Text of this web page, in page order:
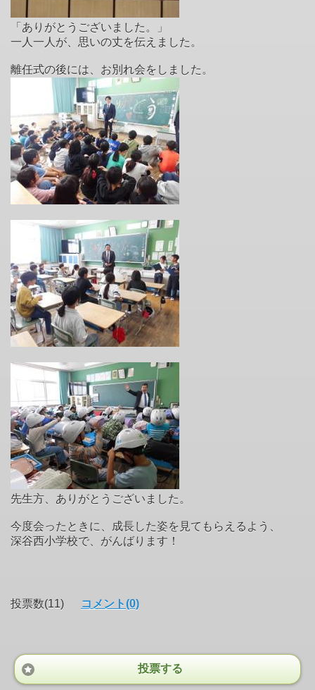
「ありがとうございました。」
一人一人が、思いの丈を伝えました。
離任式の後には、お別れ会をしました。
先生方、ありがとうございました。
今度会ったときに、成長した姿を見てもらえるよう、
深谷西小学校で、がんばります！
投票数(11) コメント(0)
投票する